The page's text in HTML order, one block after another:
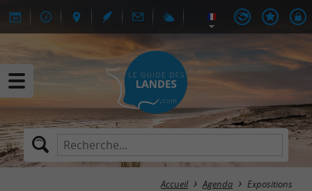
Accueil Agenda Expositions